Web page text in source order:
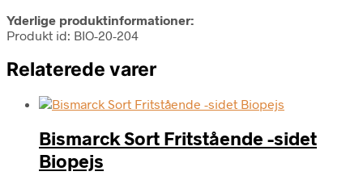
Yderlige produktinformationer:
Produkt id: BIO-20-204
Relaterede varer
Bismarck Sort Fritstående -sidet
Biopejs